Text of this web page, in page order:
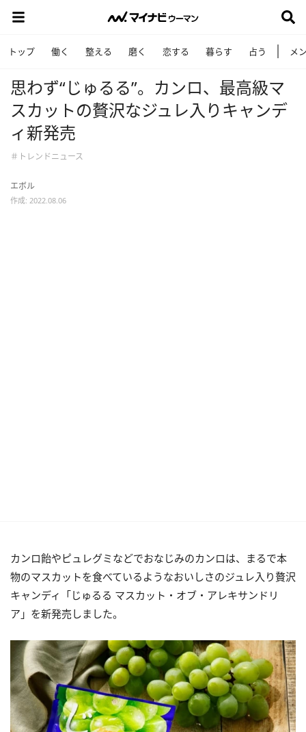
トップ 働く 整える 磨く 恋する 暮らす 占う メ
思わず“じゅるる”。カンロ、最高級マ
スカットの贅沢なジュレ入りキャンデ
ィ新発売
＃トレンドニュース
エボル
作成: 2022.08.06
カンロ飴やピュレグミなどでおなじみのカンロは、まるで本
物のマスカットを食べているようなおいしさのジュレ入り贅沢
キャンディ「じゅるる マスカット・オブ・アレキサンドリ
ア」を新発売しました。